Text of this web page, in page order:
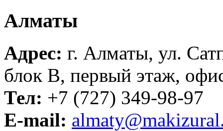
Алматы
Адрес: г. Алматы, ул.
блок B, первый этаж,
Тел: +7 (727) 349-98-97
E-mail: